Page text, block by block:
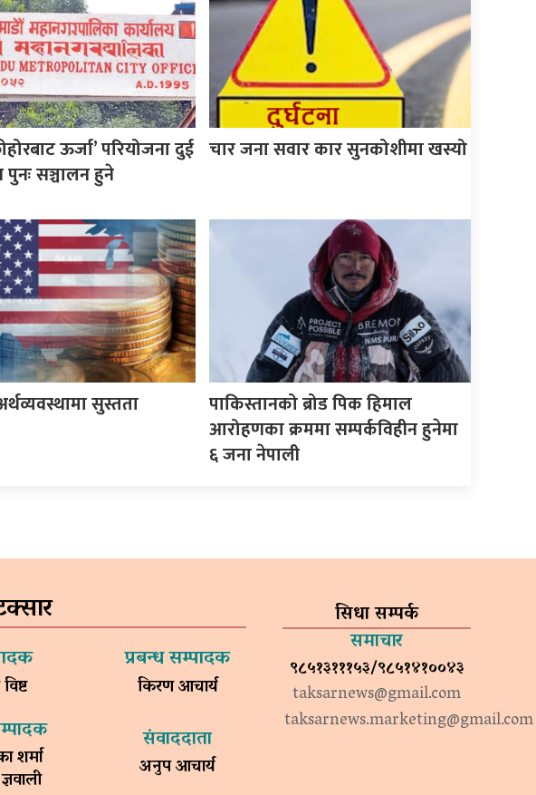
ऊर्जा’ परियोजना दुई
पुनः सञ्चालन हुने
चार जना सवार कार सुनकोशीमा खस्यो
सुस्तता
पाकिस्तानको ब्रोड पिक हिमाल
आरोहणका क्रममा सम्पर्कविहीन हुनेमा
६ जना नेपाली
प्रबन्ध सम्पादक
किरण आचार्य
शर्मा
संवाददाता
अनुप आचार्य
सिधा सम्पर्क
समाचार
९८५१३१११५३/९८५१४१००४३
taksarnews@gmail.com
taksarnews.marketing@gmail.com